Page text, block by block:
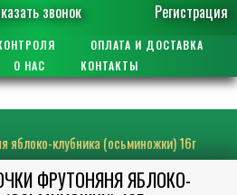
звонок Регистрация
ОПЛАТА И ДОСТАВКА
О НАС КОНТАКТЫ
яблоко-клубника (осьминожки) 16г
ФРУТОНЯНЯ ЯБЛОКО-